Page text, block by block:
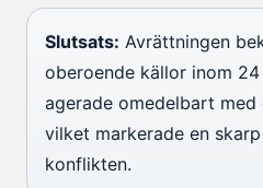
Slutsats: Avrättningen
oberoende källor inom
agerade omedelbart med
vilket markerade en
konflikten.